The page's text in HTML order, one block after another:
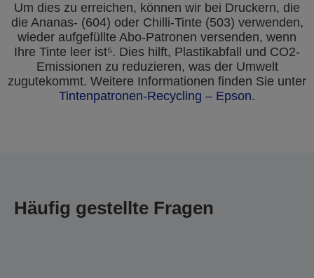
Um dies zu erreichen, können wir bei Druckern, die
die Ananas- (604) oder Chilli-Tinte (503) verwenden,
wieder aufgefüllte Abo-Patronen versenden, wenn
Ihre Tinte leer ist⁵. Dies hilft, Plastikabfall und CO2-
Emissionen zu reduzieren, was der Umwelt
zugutekommt. Weitere Informationen finden Sie unter
Tintenpatronen-Recycling – Epson.
Häufig gestellte Fragen